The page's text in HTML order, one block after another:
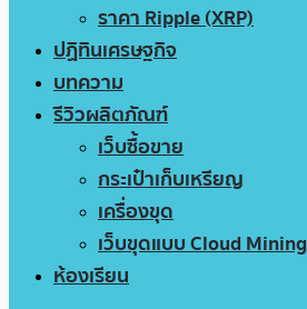
ราคา Ripple (XRP)
ปฏิทินเศรษฐกิจ
บทความ
รีวิวผลิตภัณฑ์
เว็บซื้อขาย
กระเป๋าเก็บเหรียญ
เครื่องขุด
เว็บขุดแบบ Cloud Mining
ห้องเรียน